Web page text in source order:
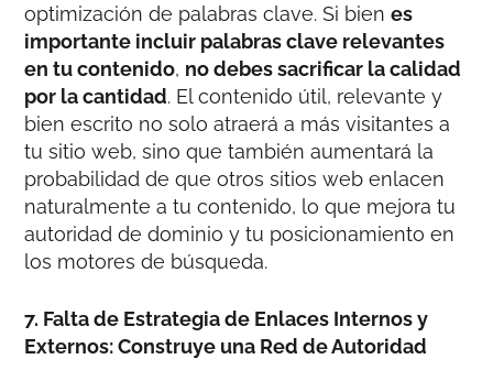
optimización de palabras clave. Si bienes
importante incluir palabras clave relevantes
en tu contenido, no debes sacrificar la calidad
por la cantidad. El contenido útil, relevante y
bien escrito no solo atraerá a más visitantes a
tu sitio web, sino que también aumentará la
probabilidad de que otros sitios web enlacen
naturalmente a tu contenido, lo que mejora tu
autoridad de dominio y tu posicionamiento en
los motores de búsqueda.
7. Falta de Estrategia de Enlaces Internos y
Externos: Construye una Red de Autoridad